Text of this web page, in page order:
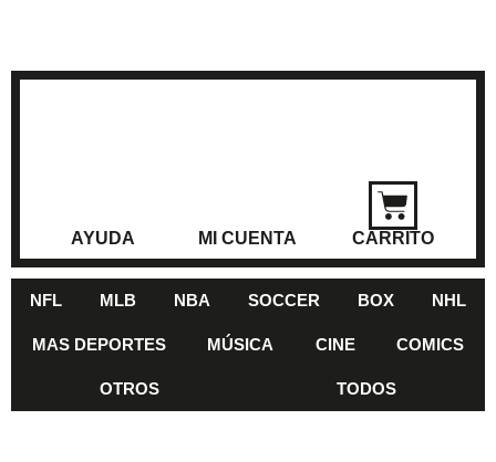
AYUDA MI CUENTA CARRITO
NFL MLB NBA SOCCER BOX NHL
MAS DEPORTES MÚSICA CINE COMICS
OTROS TODOS